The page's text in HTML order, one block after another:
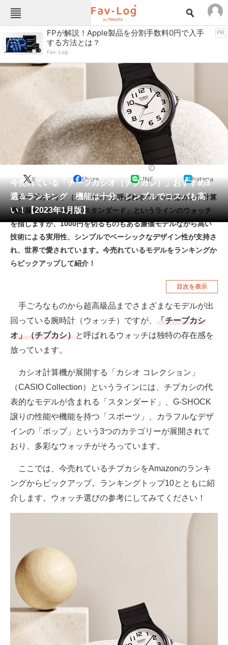
Fav-Logカテゴリー一覧
TOP
インテリア・収納 おもちゃ・ホビー
キッチン家電
ゲーム
コンテンツ・サービス スイーツ・お菓子
スポーツ・レジャー スマホ・携帯電話
パソコン・タブレット ファッション
ペット 家電
工具・DIY 本・DVD・CD
生活家電 生活用品
空調・季節家電 美容・コスメ
腕時計
食器・グラス・カトラリー
注目記事を集めた総合ページ
ITの今と未来を見通す
スマホと通信の最新トレンド
好きが集まる 比べて選べる
企業ITのトレンドを詳説
ITエンジニア向け専門サイト
企業向けIT製品の総合サイト
IT製品の技術・比較・事例
FPが解説！Apple製品を分割手数料0円で入手
する方法とは？
Fav-Log
PR
今売れている「チープカシオ（チプカシ）」おすすめ3
選＆ランキング 機能は十分、シンプルでコスパも高
い！【2023年1月版】
X Share LINE hatena
「チープカシオ」（チプカシ）と呼ばれるウォッチはカシオ計算
機が展開する「カシオ スタンダード」というラインのウォッチ
を指しますが、1000円を切るものもある廉価モデルながら高い
技術による実用性、シンプルでベーシックなデザイン性が支持さ
れ、世界で愛されています。今売れているモデルをランキングか
らピックアップして紹介！
目次を表示
手ごろなものから超高級品までさまざまなモデルが出
回っている腕時計（ウォッチ）ですが、 「チープカシ
オ」（チプカシ）と呼ばれるウォッチは独特の存在感を
放っています。
カシオ計算機が展開する「カシオ コレクション」
（CASIO Collection）というラインには、チプカシの代
表的なモデルが含まれる「スタンダード」、G-SHOCK
譲りの性能や機能を持つ「スポーツ」、カラフルなデザ
インの「ポップ」という3つのカテゴリーが展開されて
おり、多彩なウォッチがそろっています。
ここでは、今売れているチプカシをAmazonのランキ
ングからピックアップ。ランキングトップ10とともに紹
介します。ウォッチ選びの参考にしてみてください！